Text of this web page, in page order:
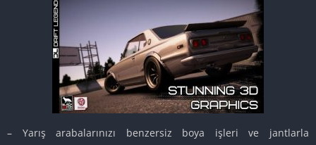
– Yarış arabalarınızı benzersiz boya işleri ve jantlarla